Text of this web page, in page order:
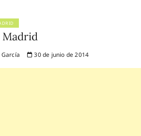
Madrid
30 de junio de 2014